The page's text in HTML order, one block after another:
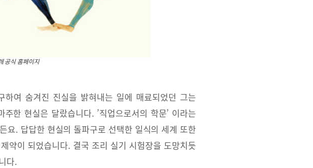
공식 홈페이지
여 숨겨진 진실을 밝혀내는 일에 매료되었던 그는
한 현실은 달랐습니다. ’직업으로서의 학문’ 이라는
요. 답답한 현실의 돌파구로 선택한 일식의 세계 또한
약이 되었습니다. 결국 조리 실기 시험장을 도망치듯
다.